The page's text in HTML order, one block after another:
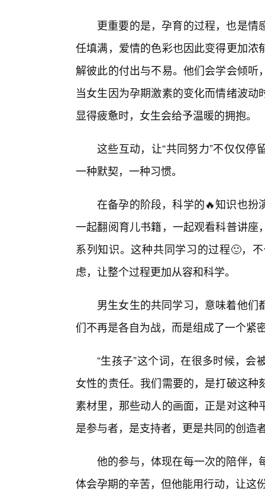
更重要的是，孕育的过程，也是
任填满，爱情的色彩也因此变得更加
解彼此的付出与不易。他们会学会倾
当女生因为孕期激素的变化而情绪波
显得疲惫时，女生会给予温暖的拥抱。
这些互动，让“共同努力”不仅仅
一种默契，一种习惯。
在备孕的阶段，科学的🔥知识也扮
一起翻阅育儿书籍，一起观看科普讲
系列知识。这种共同学习的过程🙂，
虑，让整个过程更加从容和科学。
男生女生的共同学习，意味着他
们不再是各自为战，而是组成了一个紧
“生孩子”这个词，在很多时候，
女性的责任。我们需要的，是打破这
素材里，那些动人的画面，正是对这
是参与者，是支持者，更是共同的创造
他的参与，体现在每一次的陪伴，
体会孕期的辛苦，但他能用行动，让这